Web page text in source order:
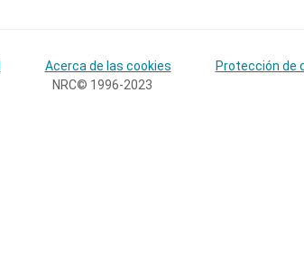
Acerca de las cookies
Protección de
NRC© 1996-2023